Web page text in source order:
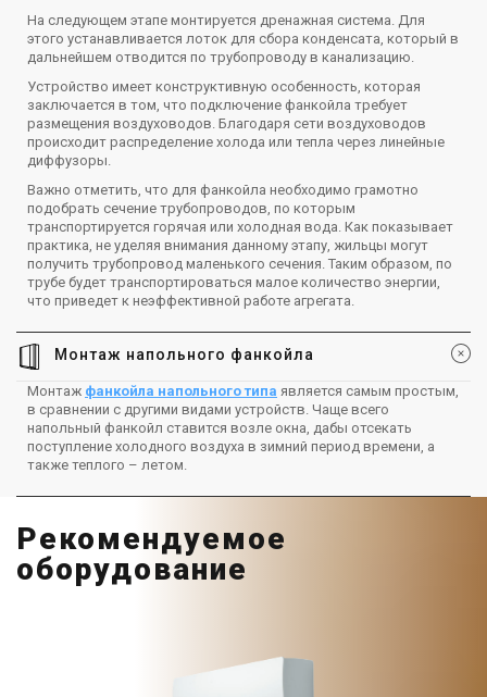
На следующем этапе монтируется дренажная система. Для
этого устанавливается лоток для сбора конденсата, который в
дальнейшем отводится по трубопроводу в канализацию.
Устройство имеет конструктивную особенность, которая
заключается в том, что подключение фанкойла требует
размещения воздуховодов. Благодаря сети воздуховодов
происходит распределение холода или тепла через линейные
диффузоры.
Важно отметить, что для фанкойла необходимо грамотно
подобрать сечение трубопроводов, по которым
транспортируется горячая или холодная вода. Как показывает
практика, не уделяя внимания данному этапу, жильцы могут
получить трубопровод маленького сечения. Таким образом, по
трубе будет транспортироваться малое количество энергии,
что приведет к неэффективной работе агрегата.
Монтаж напольного фанкойла
Монтаж фанкойла напольного типа является самым простым,
в сравнении с другими видами устройств. Чаще всего
напольный фанкойл ставится возле окна, дабы отсекать
поступление холодного воздуха в зимний период времени, а
также теплого – летом.
Рекомендуемое
оборудование